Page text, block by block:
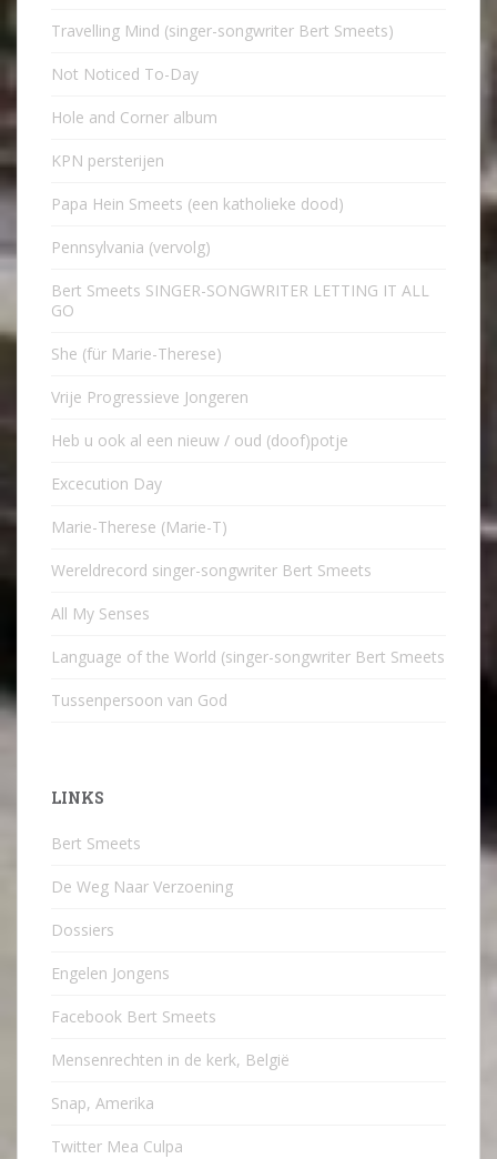
Travelling Mind (singer-songwriter Bert Smeets)
Not Noticed To-Day
Hole and Corner album
KPN persterijen
Papa Hein Smeets (een katholieke dood)
Pennsylvania (vervolg)
Bert Smeets SINGER-SONGWRITER LETTING IT ALL
GO
She (für Marie-Therese)
Vrije Progressieve Jongeren
Heb u ook al een nieuw / oud (doof)potje
Excecution Day
Marie-Therese (Marie-T)
Wereldrecord singer-songwriter Bert Smeets
All My Senses
Language of the World (singer-songwriter Bert Smeets
Tussenpersoon van God
LINKS
Bert Smeets
De Weg Naar Verzoening
Dossiers
Engelen Jongens
Facebook Bert Smeets
Mensenrechten in de kerk, België
Snap, Amerika
Twitter Mea Culpa